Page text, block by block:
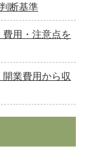
断基準
用・注意点を
業費用から収